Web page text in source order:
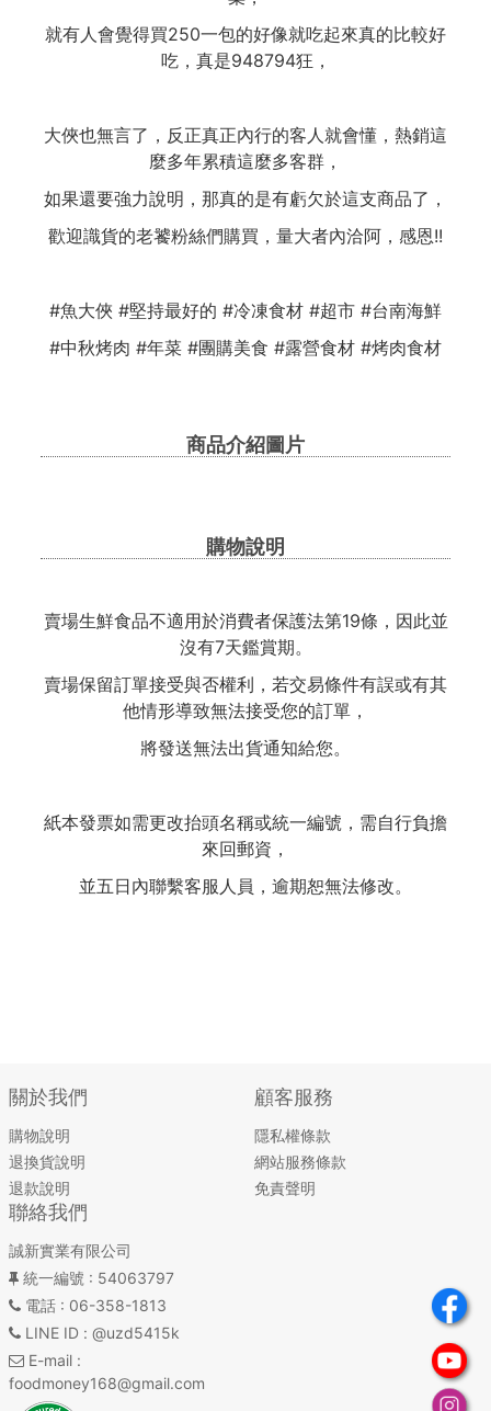
就有人會覺得買250一包的好像就吃起來真的比較好
吃，真是948794狂，
大俠也無言了，反正真正內行的客人就會懂，熱銷這
麼多年累積這麼多客群，
如果還要強力說明，那真的是有虧欠於這支商品了，
歡迎識貨的老饕粉絲們購買，量大者內洽阿，感恩!!
#魚大俠 #堅持最好的 #冷凍食材 #超市 #台南海鮮
#中秋烤肉 #年菜 #團購美食 #露營食材 #烤肉食材
商品介紹圖片
購物說明
賣場生鮮食品不適用於消費者保護法第19條，因此並
沒有7天鑑賞期。
賣場保留訂單接受與否權利，若交易條件有誤或有其
他情形導致無法接受您的訂單，
將發送無法出貨通知給您。
紙本發票如需更改抬頭名稱或統一編號，需自行負擔
來回郵資，
並五日內聯繫客服人員，逾期恕無法修改。
關於我們
購物說明
退換貨說明
退款說明
顧客服務
隱私權條款
網站服務條款
免責聲明
聯絡我們
誠新實業有限公司
統一編號 : 54063797
電話: 06-358-1813
LINE ID : @uzd5415k
E-mail:
foodmoney168@gmail.com